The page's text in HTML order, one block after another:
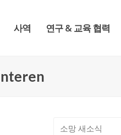
사역 연구 & 교육 협력
소망 새소식